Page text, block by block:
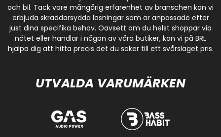
och bil. Tack vare mångårig erfarenhet av branschen kan vi
erbjuda skräddarsydda lösningar som är anpassade efter
just dina specifika behov. Oavsett om du helst shoppar via
nätet eller handlar i någon av våra butiker, kan vi på BRL
hjälpa dig att hitta precis det du söker till ett svårslaget pris.
UTVALDA VARUMÄRKEN